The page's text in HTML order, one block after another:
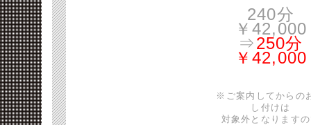
240分
￥42,000
⇒250分
￥42,000
※ご案内してからの
し付けは
対象外となります